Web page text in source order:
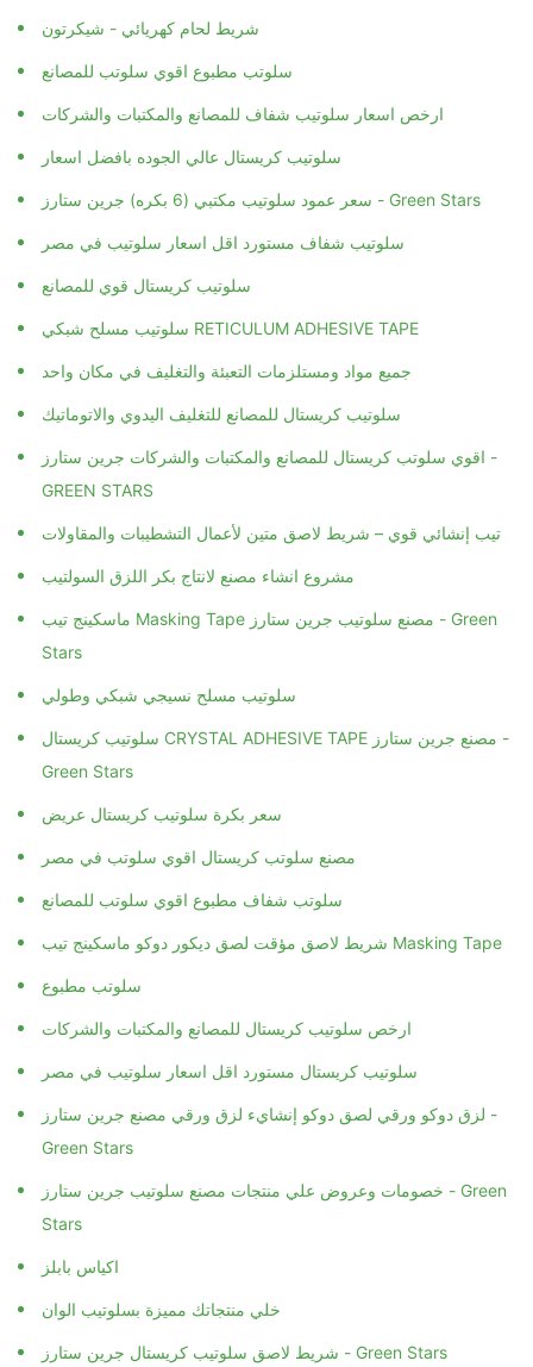
شريط لحام كهريائي - شيكرتون
سلوتب مطبوع اقوي سلوتب للمصانع
ارخص اسعار سلوتيب شفاف للمصانع والمكتبات والشركات
سلوتيب كريستال عالي الجوده بافضل اسعار
سعر عمود سلوتيب مكتبي (6 بكره) جرين ستارز - Green Stars
سلوتيب شفاف مستورد اقل اسعار سلوتيب في مصر
سلوتيب كريستال قوي للمصانع
سلوتيب مسلح شبكي RETICULUM ADHESIVE TAPE
جميع مواد ومستلزمات التعبئة والتغليف في مكان واحد
سلوتيب كريستال للمصانع للتغليف اليدوي والاتوماتيك
اقوي سلوتب كريستال للمصانع والمكتبات والشركات جرين ستارز -
GREEN STARS
تيب إنشائي قوي – شريط لاصق متين لأعمال التشطيبات والمقاولات
مشروع انشاء مصنع لانتاج بكر اللزق السولتيب
ماسكينج تيب Masking Tape مصنع سلوتيب جرين ستارز - Green
Stars
سلوتيب مسلح نسيجي شبكي وطولي
سلوتيب كريستال CRYSTAL ADHESIVE TAPE مصنع جرين ستارز -
Green Stars
سعر بكرة سلوتيب كريستال عريض
مصنع سلوتب كريستال اقوي سلوتب في مصر
سلوتب شفاف مطبوع اقوي سلوتب للمصانع
شريط لاصق مؤقت لصق ديكور دوكو ماسكينج تيب Masking Tape
سلوتب مطبوع
ارخص سلوتيب كريستال للمصانع والمكتبات والشركات
سلوتيب كريستال مستورد اقل اسعار سلوتيب في مصر
لزق دوكو ورقي لصق دوكو إنشايء لزق ورقي مصنع جرين ستارز -
Green Stars
خصومات وعروض علي منتجات مصنع سلوتيب جرين ستارز - Green
Stars
اكياس بابلز
خلي منتجاتك مميزة بسلوتيب الوان
شريط لاصق سلوتيب كريستال جرين ستارز - Green Stars